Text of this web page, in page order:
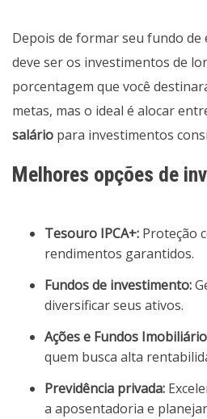
Depois de formar seu fundo de
deve ser os investimentos de
porcentagem que você
metas, mas o ideal é alocar
salário para investimentos
Melhores opções de
Tesouro IPCA+: Proteção
rendimentos garantidos.
Fundos de investimento:
diversificar seus ativos.
Ações e Fundos
quem busca alta
Previdência privada:
a aposentadoria e